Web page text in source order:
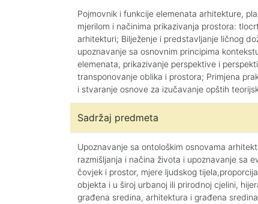
Pojmovnik i funkcije elemenata arhitekture,
mjerilom i načinima prikazivanja prostora:
arhitekturi; Bilježenje i predstavljanje ličnog
upoznavanje sa osnovnim principima
elemenata, prikazivanje perspektive i
transponovanje oblika i prostora; Primjena
i stvaranje osnove za izučavanje opštih
Sadržaj predmeta
Upoznavanje sa ontološkim osnovama
razmišljanja i načina života i upoznavanje sa
čovjek i prostor, mjere ljudskog
objekta i u široj urbanoj ili prirodnoj cjelini,
građena sredina, arhitektura i građena